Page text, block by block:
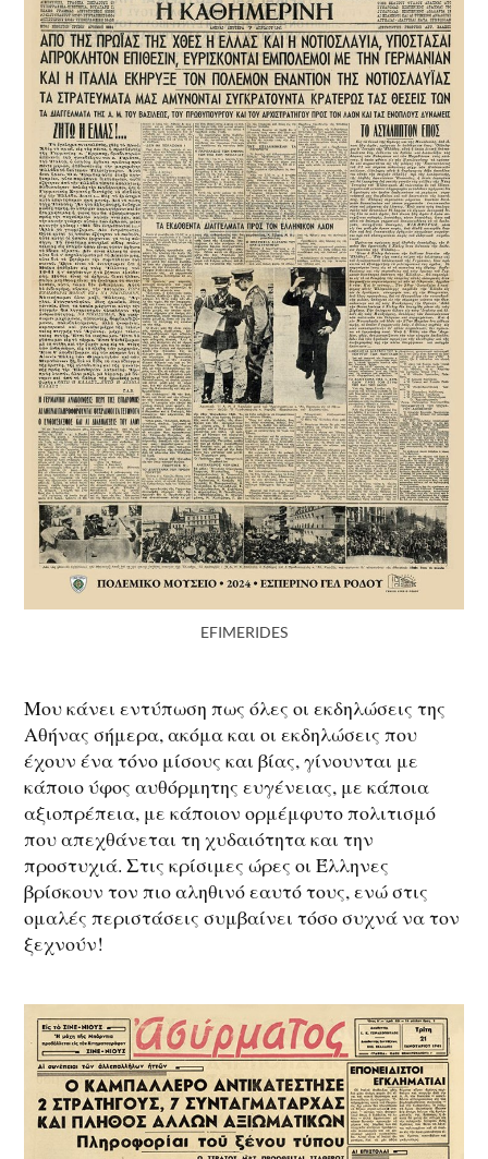
EFIMERIDES
Μου κάνει εντύπωση πως όλες οι εκδηλώσεις της
Αθήνας σήμερα, ακόμα και οι εκδηλώσεις που
έχουν ένα τόνο μίσους και βίας, γίνουνται με
κάποιο ύφος αυθόρμητης ευγένειας, με κάποια
αξιοπρέπεια, με κάποιον ορμέμφυτο πολιτισμό
που απεχθάνεται τη χυδαιότητα και την
προστυχιά. Στις κρίσιμες ώρες οι Έλληνες
βρίσκουν τον πιο αληθινό εαυτό τους, ενώ στις
ομαλές περιστάσεις συμβαίνει τόσο συχνά να τον
ξεχνούν!